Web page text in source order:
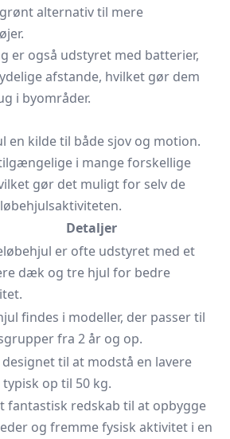
alternativ til mere
er også udstyret med batterier,
afstande, hvilket gør dem
i byområder.
en kilde til både sjov og motion.
i mange forskellige
gør det muligt for selv de
Detaljer
er ofte udstyret med et
dæk og tre hjul for bedre
findes i modeller, der passer til
fra 2 år og op.
designet til at modstå en lavere
op til 50 kg.
fantastisk redskab til at opbygge
og fremme fysisk aktivitet i en